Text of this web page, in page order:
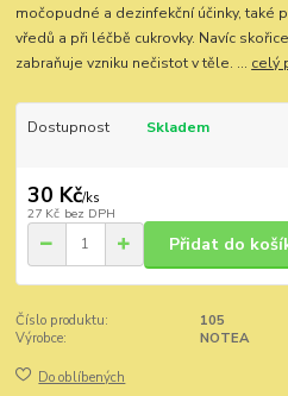
močopudné a dezinfekční účinky, také
vředů a při léčbě cukrovky. Navíc
zabraňuje vzniku nečistot v těle. ... celý
Dostupnost Skladem
30 Kč/ks
27 Kč bez DPH
Přidat do
Číslo produktu:
105
Výrobce:
NOTEA
Do oblíbených